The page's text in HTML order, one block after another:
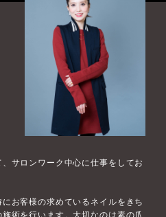
サロンワーク中心に仕事をしてお
お客様の求めているネイルをきち
術を行います。大切なのは素の爪